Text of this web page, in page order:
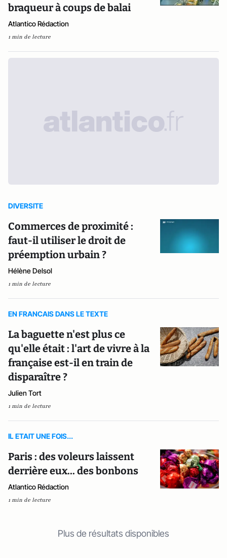
braqueur à coups de balai
Atlantico Rédaction
1 min de lecture
DIVERSITE
Commerces de proximité :
faut-il utiliser le droit de
préemption urbain ?
Hélène Delsol
1 min de lecture
EN FRANCAIS DANS LE TEXTE
La baguette n'est plus ce
qu'elle était : l'art de vivre à la
française est-il en train de
disparaître ?
Julien Tort
1 min de lecture
IL ETAIT UNE FOIS...
Paris : des voleurs laissent
derrière eux... des bonbons
Atlantico Rédaction
1 min de lecture
Plus de résultats disponibles